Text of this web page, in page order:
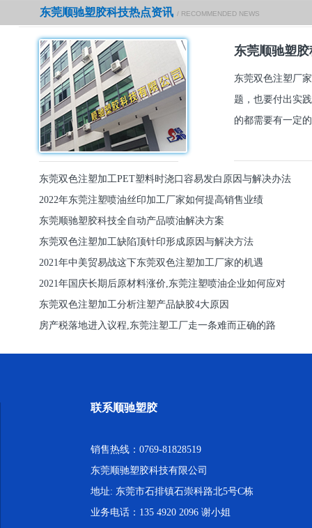
东莞顺驰塑胶科技热点资讯 / RECOMMENDED NEWS
东莞顺驰塑
东莞双色注塑厂
题，也要付出实
的都需要有一定
东莞双色注塑加工PET塑料时浇口容易发白原因与解决办法
2022年东莞注塑喷油丝印加工厂家如何提高销售业绩
东莞顺驰塑胶科技全自动产品喷油解决方案
东莞双色注塑加工缺陷顶针印形成原因与解决方法
2021年中美贸易战这下东莞双色注塑加工厂家的机遇
2021年国庆长期后原材料涨价,东莞注塑喷油企业如何应对
东莞双色注塑加工分析注塑产品缺胶4大原因
房产税落地进入议程,东莞注塑工厂走一条难而正确的路
联系顺驰塑胶
销售热线：0769-81828519
东莞顺驰塑胶科技有限公司
地址: 东莞市石排镇石崇科路北5号C栋
业务电话：135 4920 2096 谢小姐